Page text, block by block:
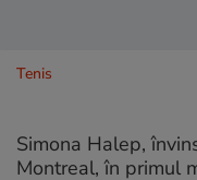
Tenis
Simona Halep,
Montreal, în primul